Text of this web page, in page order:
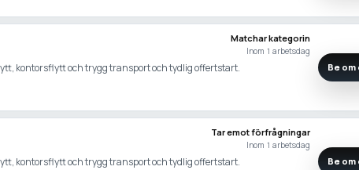
Matchar kategorin
Inom 1 arbetsdag
kontorsflytt och trygg transport och tydlig offertstart. Be
Tar emot förfrågningar
Inom 1 arbetsdag
kontorsflytt och trygg transport och tydlig offertstart. Be